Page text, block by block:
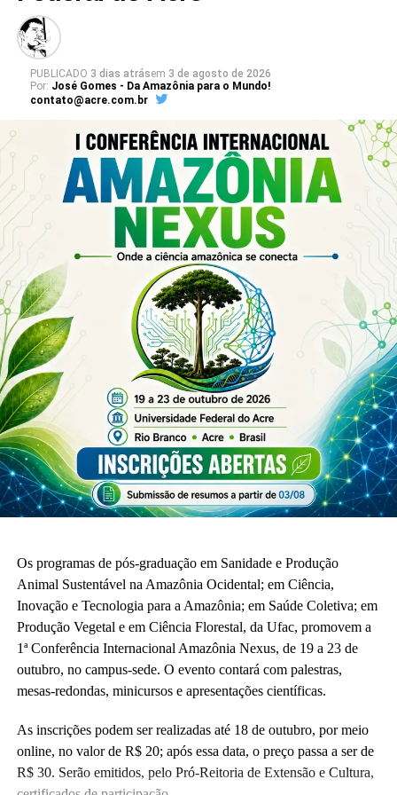
Desenvolvimento Econômico e Políticas Públicas, coordenado
pelo professor Elyson Ferreira de Souza.
Confira os resumos dos trabalhos
Leia Mais: UFAC
PUBLICADO 3 dias atrásem 3 de agosto de 2026
Por: José Gomes - Da Amazônia para o Mundo!
contato@acre.com.br
Os programas de pós-graduação em Sanidade e Produção
Animal Sustentável na Amazônia Ocidental; em Ciência,
Inovação e Tecnologia para a Amazônia; em Saúde Coletiva; em
Produção Vegetal e em Ciência Florestal, da Ufac, promovem a
1ª Conferência Internacional Amazônia Nexus, de 19 a 23 de
outubro, no campus-sede. O evento contará com palestras,
mesas-redondas, minicursos e apresentações científicas.
As inscrições podem ser realizadas até 18 de outubro, por meio
online, no valor de R$ 20; após essa data, o preço passa a ser de
R$ 30. Serão emitidos, pelo Pró-Reitoria de Extensão e Cultura,